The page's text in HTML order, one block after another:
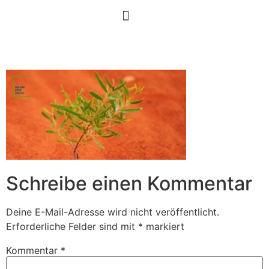
Schreibe einen Kommentar
Deine E-Mail-Adresse wird nicht veröffentlicht.
Erforderliche Felder sind mit * markiert
Kommentar *